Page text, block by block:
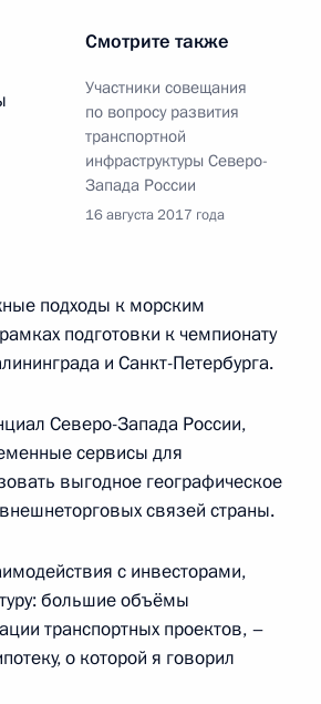
ресурсы
России
Правовая и
техническая
информация
Об использовании
информации сайта
О персональных
данных пользователей
Смотрите также
Участники совещания
по вопросу развития
транспортной
инфраструктуры Северо-
Запада России
16 августа 2017 года
подходы к морским
подготовки к чемпионату
и Санкт-Петербурга.
Северо-Запада России,
сервисы для
выгодное географическое
связей страны.
с инвесторами,
большие объёмы
транспортных проектов, –
о которой я говорил